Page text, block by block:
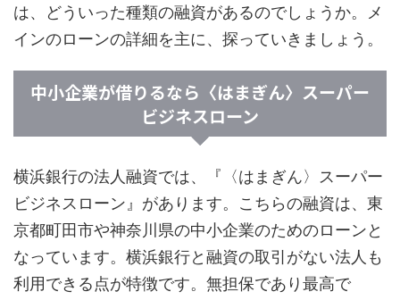
は、どういった種類の融資があるのでしょうか。メ
インのローンの詳細を主に、探っていきましょう。
中小企業が借りるなら〈はまぎん〉スーパー
ビジネスローン
横浜銀行の法人融資では、『〈はまぎん〉スーパー
ビジネスローン』があります。こちらの融資は、東
京都町田市や神奈川県の中小企業のためのローンと
なっています。横浜銀行と融資の取引がない法人も
利用できる点が特徴です。無担保であり最高で